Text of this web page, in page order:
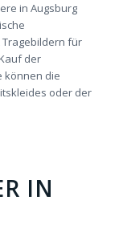
in Augsburg
für
der
können die
oder der
IN